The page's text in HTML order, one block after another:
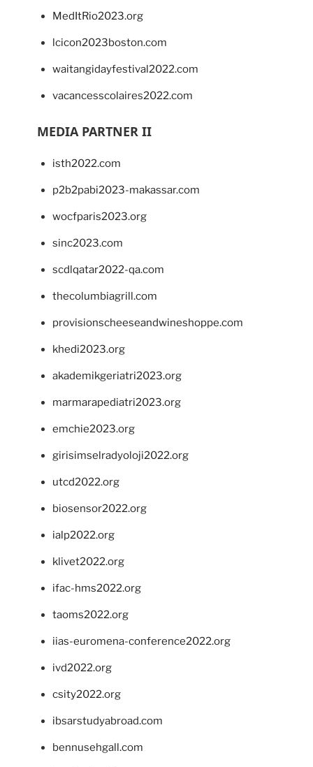
MedItRio2023.org
lcicon2023boston.com
waitangidayfestival2022.com
vacancesscolaires2022.com
MEDIA PARTNER II
isth2022.com
p2b2pabi2023-makassar.com
wocfparis2023.org
sinc2023.com
scdlqatar2022-qa.com
thecolumbiagrill.com
provisionscheeseandwineshoppe.com
khedi2023.org
akademikgeriatri2023.org
marmarapediatri2023.org
emchie2023.org
girisimselradyoloji2022.org
utcd2022.org
biosensor2022.org
ialp2022.org
klivet2022.org
ifac-hms2022.org
taoms2022.org
iias-euromena-conference2022.org
ivd2022.org
csity2022.org
ibsarstudyabroad.com
bennusehgall.com